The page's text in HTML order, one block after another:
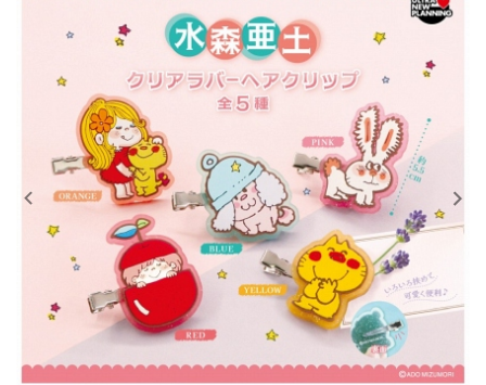
カプセルトイマシン本体
カプセルトイ
販促用空カプセル
レンタル
景品・玩具・文具
販促用カプセルトイ